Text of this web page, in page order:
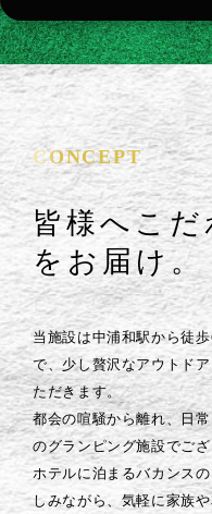
CONCEPT
皆様へこ
をお届け。
当施設は中浦和駅から徒
で、少し贅沢なアウトド
ただきます。
都会の喧騒から離れ、日
のグランピング施設でご
ホテルに泊まるバカンス
しみながら、気軽に家族